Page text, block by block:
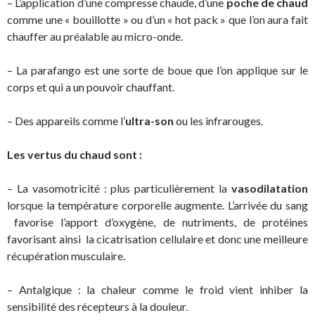
comme une « bouillotte » ou d’un « hot pack » que l’on aura fait
chauffer au préalable au micro-onde.
– La parafango est une sorte de boue que l’on applique sur le
corps et qui a un pouvoir chauffant.
– Des appareils comme l’ultra-son ou les infrarouges.
Les vertus du chaud sont :
– La vasomotricité : plus particulièrement la vasodilatation
lorsque la température corporelle augmente. L’arrivée du sang
favorise l’apport d’oxygène, de nutriments, de protéines
favorisant ainsi la cicatrisation cellulaire et donc une meilleure
récupération musculaire.
– Antalgique : la chaleur comme le froid vient inhiber la
sensibilité des récepteurs à la douleur.